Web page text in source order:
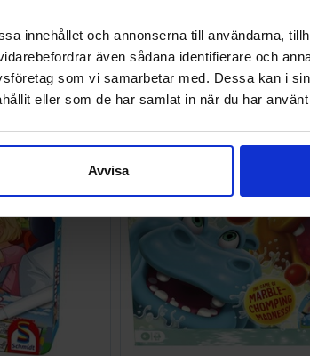
innehållet och annonserna till användarna,
även sådana identifierare och
som vi samarbetar med. Dessa kan i
eller som de har samlat in när du har
Avvisa
I lager: 4 268 SEK